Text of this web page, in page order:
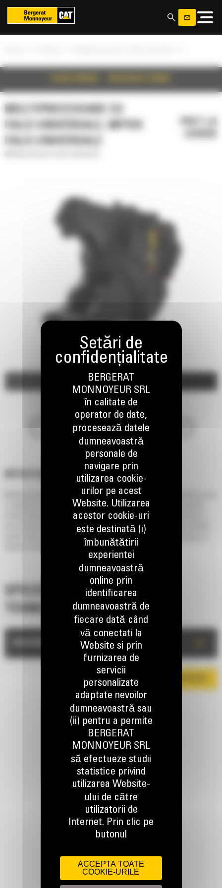
MULTIPROCESOARE CU
FALCI UNIVERSALE, MP318
FALCI UNIVERSALE
MP318 FALCI UNIVERSALE
Multiprocesoarele Cat® sunt compatibile cu multiple falci interschimbabile pentru
o varietate de sarcini de demolare. Puteti finaliza sarcina mai repede datorita
ciclurilor mai scurte. O putere superioara inseamna posibilitatea de preluare a
unor lucrari mai ample. Falcile cu montaj rapid permit instalarea uneltei potrivite
pentru sarcina executata, fara sa incetiniti ritmul de lucru. Toate construite pe o
SPECIFICATII
TEHNICE
TINEM LEGATURA
Panoul de gestionare a panourilor cookie
BERGERAT
MONNOYEUR SRL
în calitate de
operator de date,
procesează datele
dumneavoastră
personale de
navigare prin
utilizarea cookie-
urilor pe acest
Website. Utilizarea
acestor cookie-uri
este destinată (i)
îmbunătătirii
experientei
dumneavoastră
online prin
identificarea
dumneavoastră de
fiecare dată când
vă conectati la
Website si prin
furnizarea de
servicii
personalizate
adaptate nevoilor
dumneavoastră sau
(ii) pentru a permite
BERGERAT
MONNOYEUR SRL
să efectueze studii
statistice privind
utilizarea Website-
ului de către
utilizatorii de
Internet. Prin clic pe
butonul
ACCEPTA TOATE
COOKIE-URILE